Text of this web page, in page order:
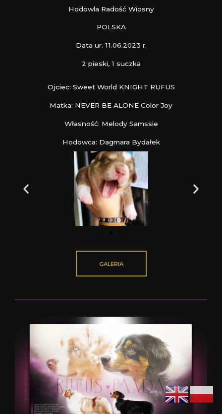
Hodowla Radość Wiosny
POLSKA
Data ur. 11.06.2023 r.
2 pieski, 1 suczka
Ojciec: Sweet World KNIGHT RUFUS
Matka: NEVER BE ALONE Color Joy
Własność: Melody Samssie
Hodowca: Dagmara Bydałek
GALERIA